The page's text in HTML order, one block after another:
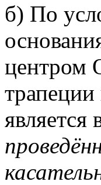
б) По
центром